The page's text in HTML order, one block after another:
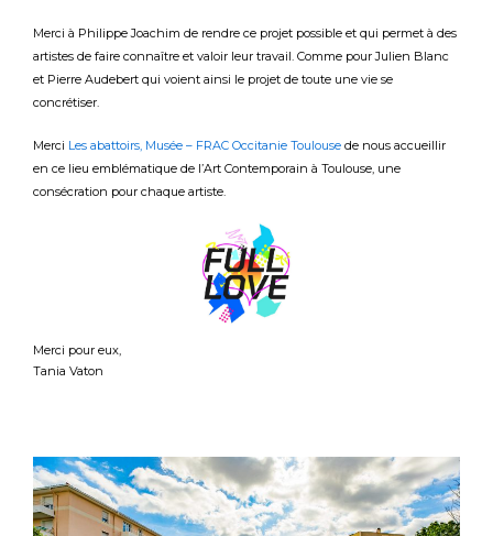
Merci à Philippe Joachim de rendre ce projet possible et qui permet à des
artistes de faire connaître et valoir leur travail. Comme pour Julien Blanc
et Pierre Audebert qui voient ainsi le projet de toute une vie se
concrétiser.
Merci Les abattoirs, Musée – FRAC Occitanie Toulouse de nous accueillir
en ce lieu emblématique de l’Art Contemporain à Toulouse, une
consécration pour chaque artiste.
Merci pour eux,
Tania Vaton